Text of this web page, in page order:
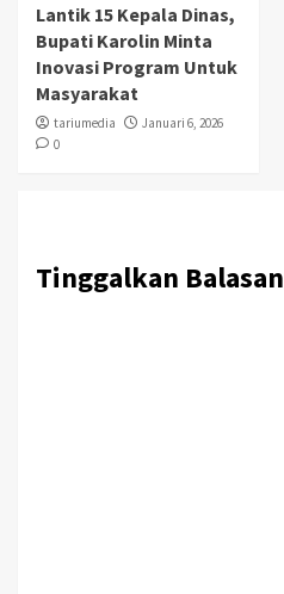
Lantik 15 Kepala Dinas,
Bupati Karolin Minta
Inovasi Program Untuk
Masyarakat
tariumedia
Januari 6, 2026
0
Tinggalkan Balasan